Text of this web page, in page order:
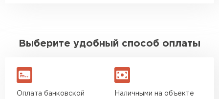
Выберите удобный способ оплаты
Оплата банковской
Наличными на объекте